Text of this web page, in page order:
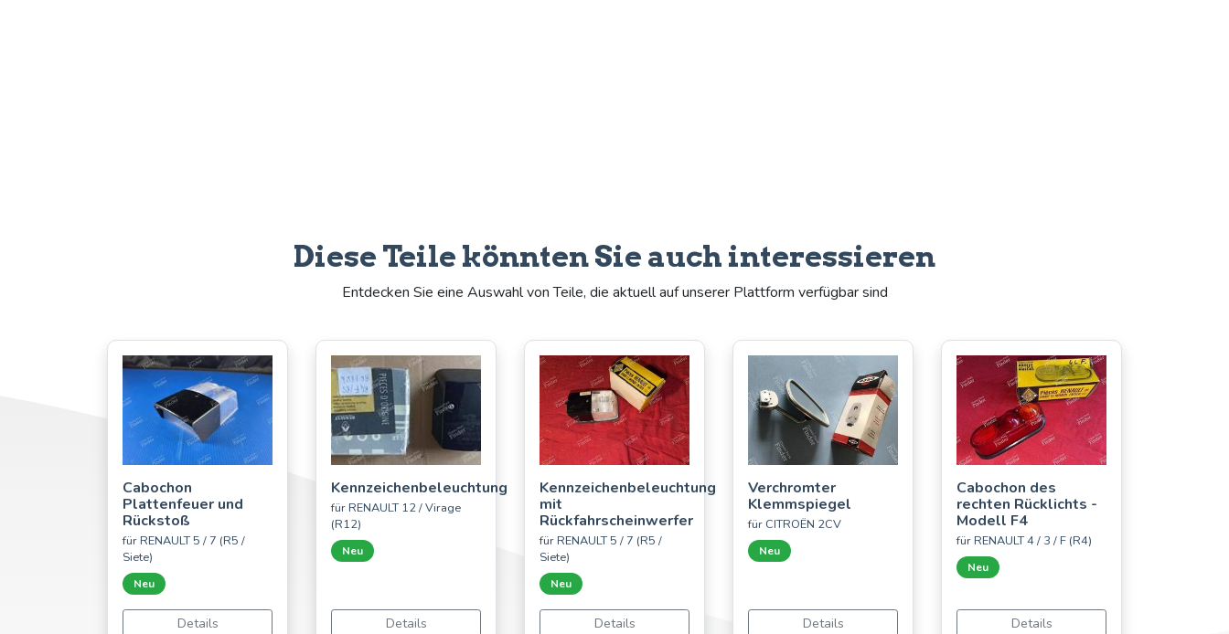
Diese Teile könnten Sie auch interessieren
Entdecken Sie eine Auswahl von Teile, die aktuell auf unserer Plattform verfügbar sind
Cabochon
Plattenfeuer und
Rückstoß
für RENAULT 5 / 7 (R5 /
Siete)
Neu
Details
Kennzeichenbeleuchtung
für RENAULT 12 / Virage
(R12)
Neu
Details
Kennzeichenbeleuchtung
mit
Rückfahrscheinwerfer
für RENAULT 5 / 7 (R5 /
Siete)
Neu
Details
Verchromter
Klemmspiegel
für CITROËN 2CV
Neu
Details
Cabochon des
rechten Rücklichts -
Modell F4
für RENAULT 4 / 3 / F (R4)
Neu
Details